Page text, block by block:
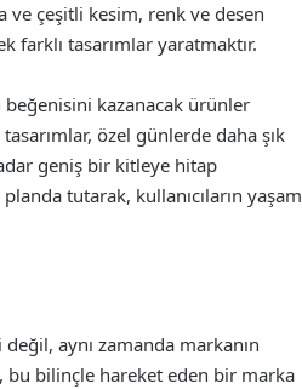
çeşitli kesim, renk ve desen
farklı tasarımlar yaratmaktır.
beğenisini kazanacak ürünler
özel günlerde daha şık
geniş bir kitleye hitap
tutarak, kullanıcıların yaşam
aynı zamanda markanın
bu bilinçle hareket eden bir marka